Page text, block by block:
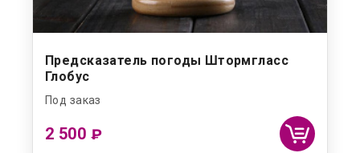
Предсказатель погоды Штормгласс
Глобус
Под заказ
2 500 ₽